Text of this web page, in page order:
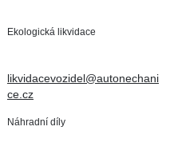
Ekologická likvidace
likvidacevozidel@autonechani
ce.cz
Náhradní díly